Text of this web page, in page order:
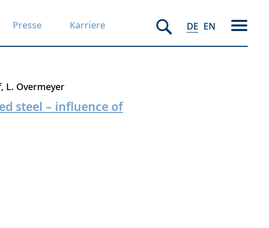
Presse Karriere DE EN
L. Overmeyer
steel – influence of